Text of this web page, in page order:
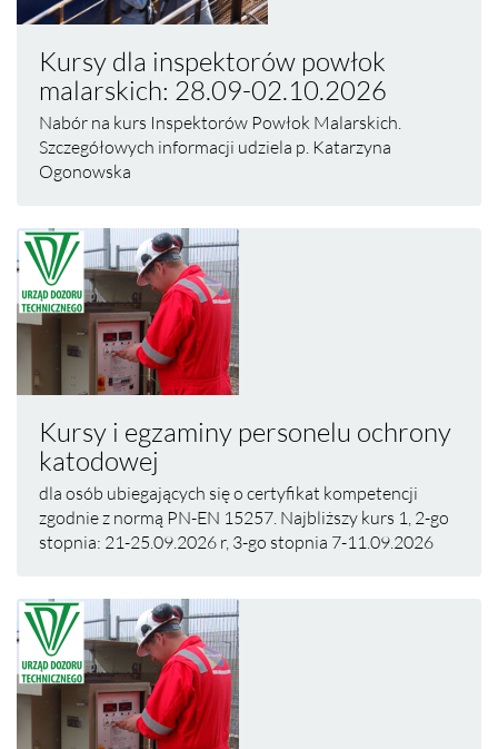
Kursy dla inspektorów powłok
malarskich: 28.09-02.10.2026
Nabór na kurs Inspektorów Powłok Malarskich.
Szczegółowych informacji udziela p. Katarzyna
Ogonowska
Kursy i egzaminy personelu ochrony
katodowej
dla osób ubiegających się o certyfikat kompetencji
zgodnie z normą PN-EN 15257. Najbliższy kurs 1, 2-go
stopnia: 21-25.09.2026 r, 3-go stopnia 7-11.09.2026